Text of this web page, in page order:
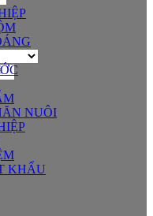
NUÔI
KHẨU